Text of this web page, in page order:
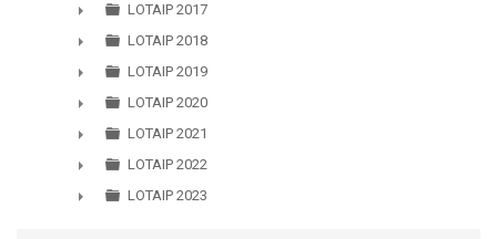
►
►
LOTAIP 2017
►
LOTAIP 2018
►
LOTAIP 2019
►
LOTAIP 2020
►
LOTAIP 2021
►
LOTAIP 2022
LOTAIP 2023